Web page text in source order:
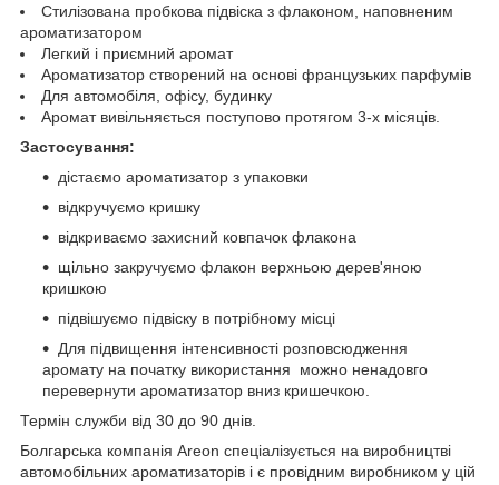
Стилізована пробкова підвіска з флаконом, наповненим
ароматизатором
Легкий і приємний аромат
Ароматизатор створений на основі французьких парфумів
Для автомобіля, офісу, будинку
Аромат вивільняється поступово протягом 3-х місяців.
Застосування:
дістаємо ароматизатор з упаковки
відкручуємо кришку
відкриваємо захисний ковпачок флакона
щільно закручуємо флакон верхньою дерев'яною
кришкою
підвішуємо підвіску в потрібному місці
Для підвищення інтенсивності розповсюдження
аромату на початку використання можно ненадовго
перевернути ароматизатор вниз кришечкою.
Термін служби від 30 до 90 днів.
Болгарська компанія Areon спеціалізується на виробництві
автомобільних ароматизаторів і є провідним виробником у цій